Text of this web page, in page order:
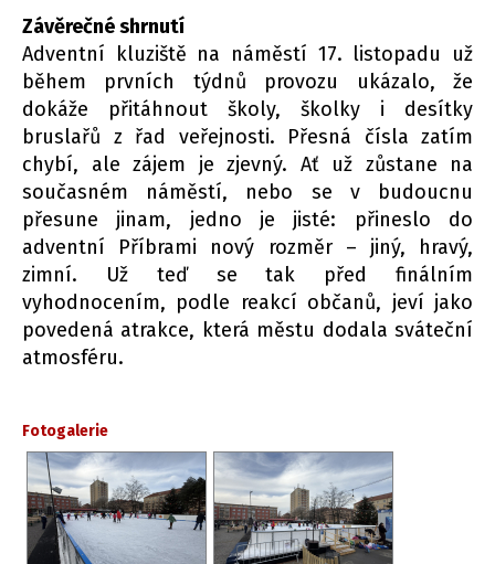
Závěrečné shrnutí
Adventní kluziště na náměstí 17. listopadu už
během prvních týdnů provozu ukázalo, že
dokáže přitáhnout školy, školky i desítky
bruslařů z řad veřejnosti. Přesná čísla zatím
chybí, ale zájem je zjevný. Ať už zůstane na
současném náměstí, nebo se v budoucnu
přesune jinam, jedno je jisté: přineslo do
adventní Příbrami nový rozměr – jiný, hravý,
zimní. Už teď se tak před finálním
vyhodnocením, podle reakcí občanů, jeví jako
povedená atrakce, která městu dodala sváteční
atmosféru.
Fotogalerie